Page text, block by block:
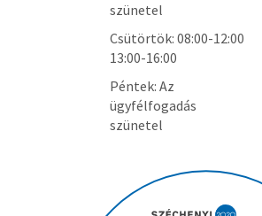
szünetel
Csütörtök: 08:00-12:00
13:00-16:00
Péntek: Az
ügyfélfogadás
szünetel